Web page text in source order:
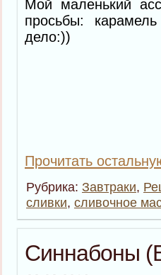
Мой маленький
просьбы:
дело:))
Прочитать
Рубрика: Завтраки,
сливки, сливочное
Синнабоны